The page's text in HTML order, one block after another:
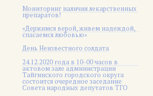
Мониторинг наличия лекарственных
препаратов!
«Держимся верой, живем надеждой,
спасаемся любовью»
День Неизвестного солдата
24.12.2020 года в 10-00 часов в
актовом зале администрации
Тайгинского городского округа
состоится очередное заседание
Совета народных депутатов ТГО